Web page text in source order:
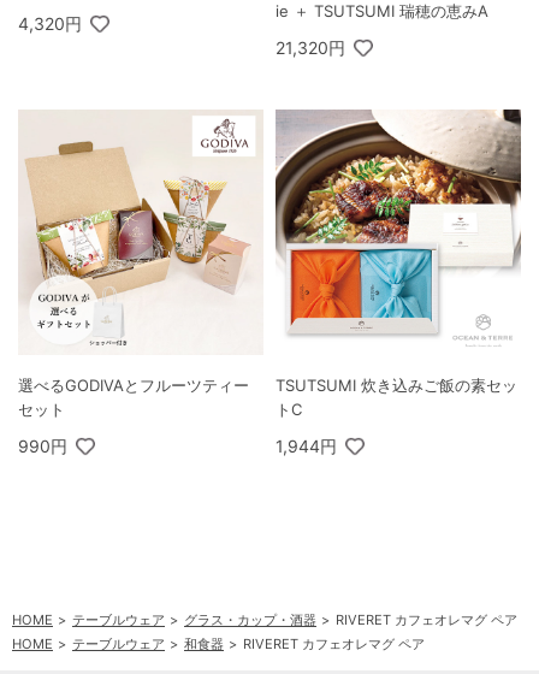
4,320円
ie ＋ TSUTSUMI 瑞穂の恵みA
21,320円
選べるGODIVAとフルーツティー
セット
990円
TSUTSUMI 炊き込みご飯の素セッ
トC
1,944円
HOME テーブルウェア グラス・カップ・酒器
RIVERET カフェオレマグ ペア
HOME
テーブルウェア 和食器 RIVERET カフェオレマグ ペア